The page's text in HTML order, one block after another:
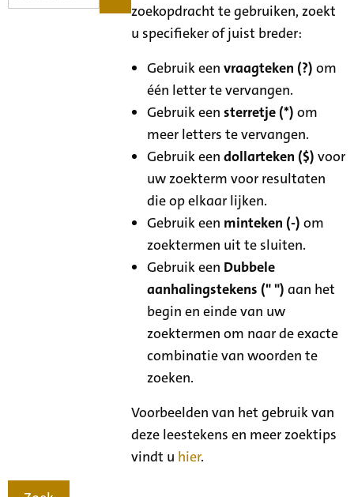
zoekopdracht te gebruiken, zoekt
u specifieker of juist breder:
Gebruik eenvraagteken (?) om
één letter te vervangen.
Gebruik eensterretje (*) om
meer letters te vervangen.
Gebruik eendollarteken ($) voor
uw zoekterm voor resultaten
die op elkaar lijken.
Gebruik een minteken (-) om
zoektermen uit te sluiten.
Gebruik een Dubbele
aanhalingstekens (" ") aan het
begin en einde van uw
zoektermen om naar de exacte
combinatie van woorden te
zoeken.
Voorbeelden van het gebruik van
deze leestekens en meer zoektips
vindt u hier.